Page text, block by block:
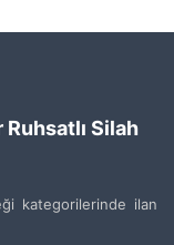
Silah
kategorilerinde ilan